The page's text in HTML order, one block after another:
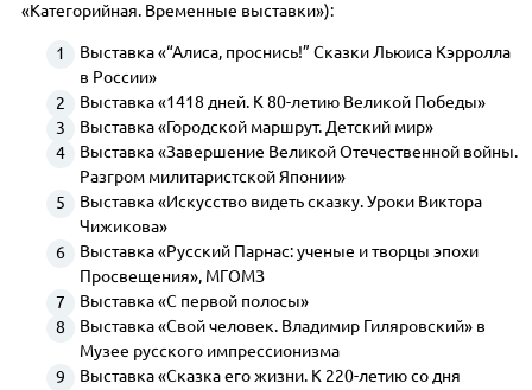
«Категорийная. Временные выставки»):
Выставка «“Алиса, проснись!” Сказки Льюиса Кэрролла
в России»
Выставка «1418 дней. К 80-летию Великой Победы»
Выставка «Городской маршрут. Детский мир»
Выставка «Завершение Великой Отечественной войны.
Разгром милитаристской Японии»
Выставка «Искусство видеть сказку. Уроки Виктора
Чижикова»
Выставка «Русский Парнас: ученые и творцы эпохи
Просвещения», МГОМЗ
Выставка «С первой полосы»
Выставка «Свой человек. Владимир Гиляровский» в
Музее русского импрессионизма
Выставка «Сказка его жизни. К 220-летию со дня